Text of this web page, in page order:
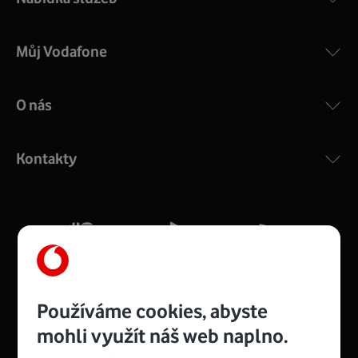
COMPAL CH7465VF
silný signál pro celou domácnost. Kompaktní rozměry 21
Více o COMPAL CH7465VF
Můj Vodafone
O nás
Kontakty
Používáme cookies, abyste
mohli využít náš web naplno.